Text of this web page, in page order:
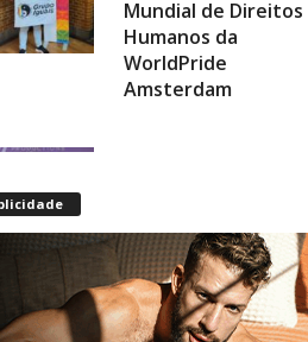
Humanos da
WorldPride
Amsterdam
de racismo,
homofobia e
transfobia: “Não
toleramos”